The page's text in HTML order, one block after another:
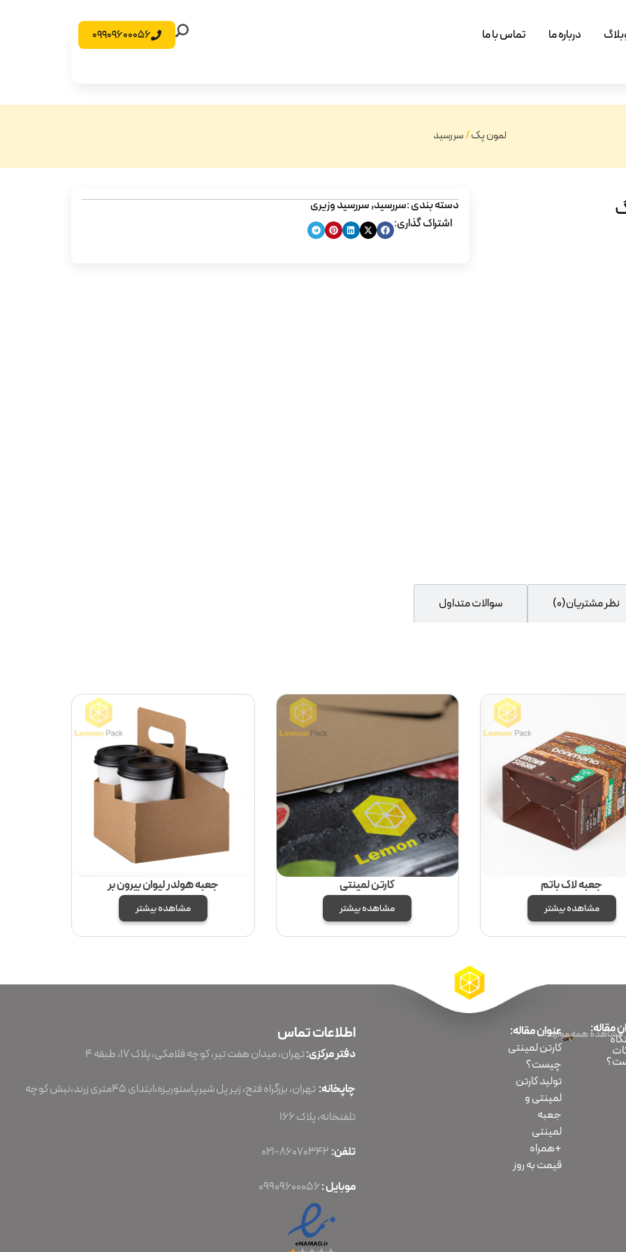
درباره ما تماس با ما 09909600056
لمون پک/سررسید
دسته بندی :سررسید,سررسید وزیری
اشتراک گذاری:
نظر مشتریان(0) سوالات متداول
جعبه لاک باتم
مشاهده بیشتر
کارتن لمینتی
مشاهده بیشتر
جعبه هولدر لیوان بیرون بر
مشاهده بیشتر
مشاهده همه موارد
مقاله:
عنوان مقاله:
کارتن لمینتی
چیست؟
تولید کارتن
لمینتی و
جعبه
لمینتی
+همراه
قیمت به روز
اطلاعات تماس
دفتر مرکزی:تهران، میدان هفت تیر، کوچه فلامکی، پلاک ۱۷، طبقه ۴
چاپخانه:
تهران، بزرگراه فتح، زیر پل شیرپاستوریزه،ابتدای 45متری زرند،نبش کوچه
تلفنخانه، پلاک 166
تلفن: 86070342-021
موبایل :09909600056